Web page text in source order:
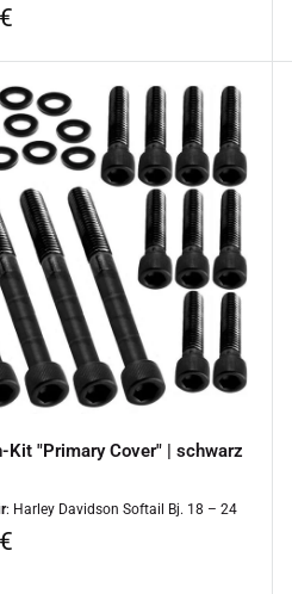
Kit "Primary Cover" | schwarz
: Harley Davidson Softail Bj. 18 – 24